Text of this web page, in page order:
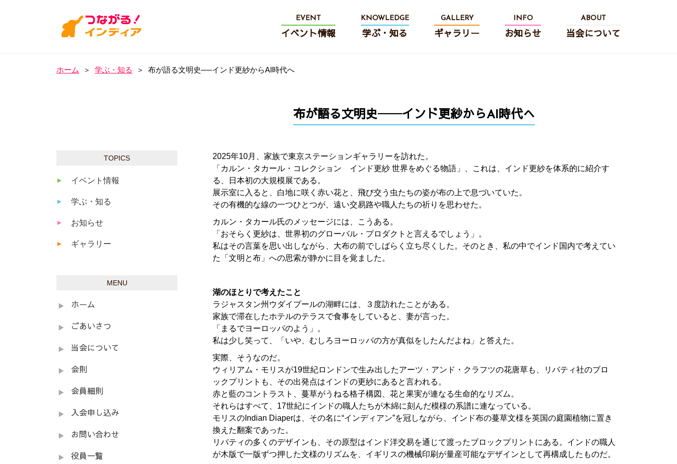
EVENT
イベント情報
KNOWLEDGE
学ぶ・知る
GALLERY
ギャラリー
INFO
お知らせ
ABOUT
当会について
ホーム ＞ 学ぶ・知る ＞ 布が語る文明史──インド更紗からAI時代へ
TOPICS
イベント情報
学ぶ・知る
お知らせ
ギャラリー
MENU
ホーム
ごあいさつ
当会について
会則
会員細則
入会申し込み
お問い合わせ
役員一覧
布が語る文明史──インド更紗からAI時代へ
2025年10月、家族で東京ステーションギャラリーを訪れた。
「カルン・タカール・コレクション インド更紗 世界をめぐる物語」、これは、インド更紗を体系的に紹介す
る、日本初の大規模展である。
展示室に入ると、白地に咲く赤い花と、飛び交う虫たちの姿が布の上で息づいていた。
その有機的な線の一つひとつが、遠い交易路や職人たちの祈りを思わせた。
カルン・タカール氏のメッセージには、こうある。
「おそらく更紗は、世界初のグローバル・プロダクトと言えるでしょう」。
私はその言葉を思い出しながら、大布の前でしばらく立ち尽くした。そのとき、私の中でインド国内で考えてい
た「文明と布」への思索が静かに目を覚ました。
湖のほとりで考えたこと
ラジャスタン州ウダイプールの湖畔には、３度訪れたことがある。
家族で滞在したホテルのテラスで食事をしていると、妻が言った。
「まるでヨーロッパのよう」。
私は少し笑って、「いや、むしろヨーロッパの方が真似をしたんだよね」と答えた。
実際、そうなのだ。
ウィリアム・モリスが19世紀ロンドンで生み出したアーツ・アンド・クラフツの花唐草も、リバティ社のブロ
ックプリントも、その出発点はインドの更紗にあると言われる。
赤と藍のコントラスト、蔓草がうねる格子構図、花と果実が連なる生命的なリズム。
それらはすべて、17世紀にインドの職人たちが木綿に刻んだ模様の系譜に連なっている。
モリスのIndian Diaperは、その名に“インディアン”を冠しながら、インド布の蔓草文様を英国の庭園植物に置き
換えた翻案であった。
リバティの多くのデザインも、その原型はインド洋交易を通じて渡ったブロックプリントにある。インドの職人
が木版で一版ずつ押した文様のリズムを、イギリスの機械印刷が量産可能なデザインとして再構成したものだ。